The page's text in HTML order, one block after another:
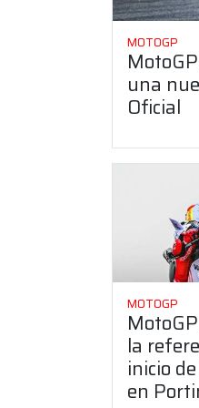
MOTOGP
una
Oficial
MOTOGP
la
inicio
en